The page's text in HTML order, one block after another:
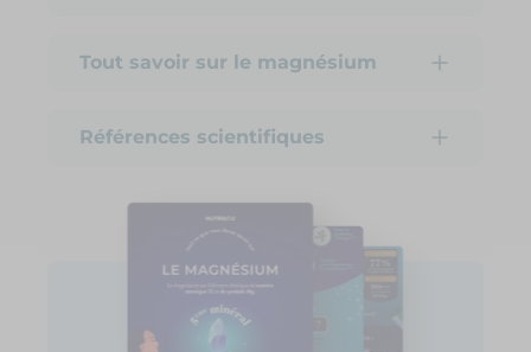
Tout savoir sur le magnésium
Références scientifiques